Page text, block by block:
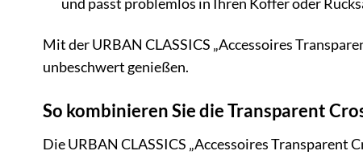
Mit der URBAN CLASSICS „Accessoires
unbeschwert genießen.
So kombinieren Sie die Transparent
Die URBAN CLASSICS „Accessoires Transparent